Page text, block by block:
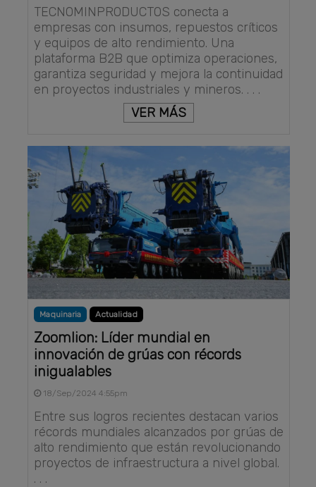
TECNOMINPRODUCTOS conecta a
empresas con insumos, repuestos críticos
y equipos de alto rendimiento. Una
plataforma B2B que optimiza operaciones,
garantiza seguridad y mejora la continuidad
en proyectos industriales y mineros. . . .
VER MÁS
Maquinaria Actualidad
Zoomlion: Líder mundial en
innovación de grúas con récords
inigualables
18/Sep/2024 4:55pm
Entre sus logros recientes destacan varios
récords mundiales alcanzados por grúas de
alto rendimiento que están revolucionando
proyectos de infraestructura a nivel global.
. . .